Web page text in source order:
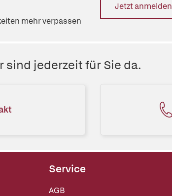
mehr verpassen
Jetzt anmelden
sind jederzeit für Sie da.
Service
AGB